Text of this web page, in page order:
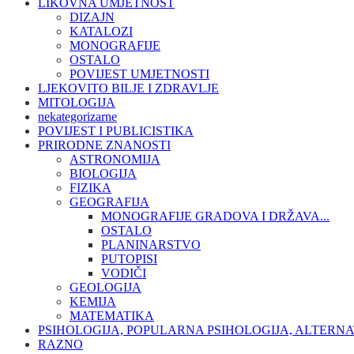
LIKOVNA UMJETNOST
DIZAJN
KATALOZI
MONOGRAFIJE
OSTALO
POVIJEST UMJETNOSTI
LJEKOVITO BILJE I ZDRAVLJE
MITOLOGIJA
nekategorizarne
POVIJEST I PUBLICISTIKA
PRIRODNE ZNANOSTI
ASTRONOMIJA
BIOLOGIJA
FIZIKA
GEOGRAFIJA
MONOGRAFIJE GRADOVA I DRŽAVA...
OSTALO
PLANINARSTVO
PUTOPISI
VODIČI
GEOLOGIJA
KEMIJA
MATEMATIKA
PSIHOLOGIJA, POPULARNA PSIHOLOGIJA,
RAZNO